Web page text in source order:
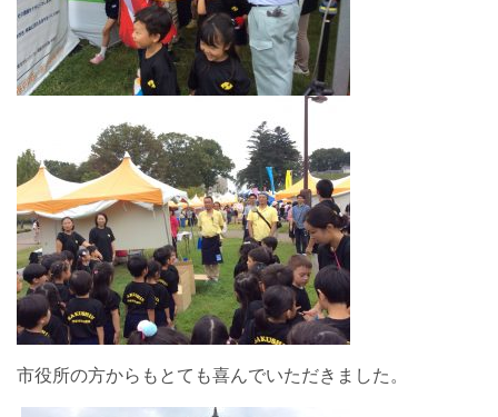
市役所の方からもとても喜んでいただきました。